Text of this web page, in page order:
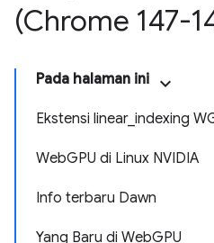
(Chrome 147-
Pada halaman ini
Ekstensi linear_indexing
WebGPU di Linux NVIDIA
Info terbaru Dawn
Yang Baru di WebGPU